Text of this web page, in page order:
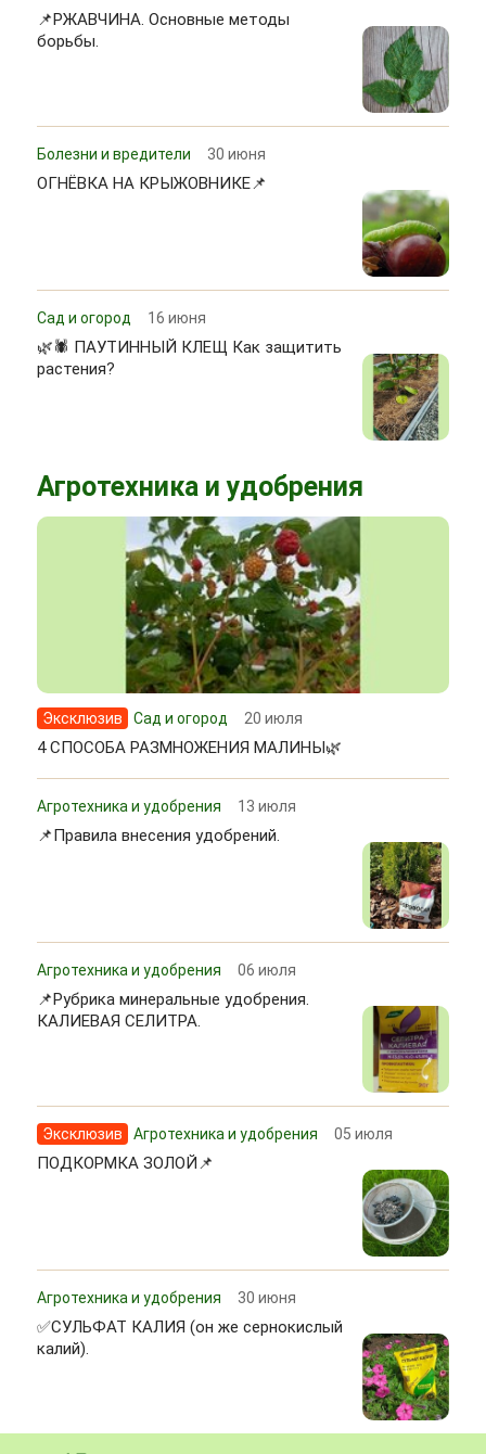
📌РЖАВЧИНА. Основные методы
борьбы.
Болезни и вредители 30 июня
ОГНЁВКА НА КРЫЖОВНИКЕ📌
Сад и огород 16 июня
🌿🕷 ПАУТИННЫЙ КЛЕЩ Как защитить
растения?
Агротехника и удобрения
Эксклюзив Сад и огород 20 июля
4 СПОСОБА РАЗМНОЖЕНИЯ МАЛИНЫ🌿
Агротехника и удобрения 13 июля
📌Правила внесения удобрений.
Агротехника и удобрения 06 июля
📌Рубрика минеральные удобрения.
КАЛИЕВАЯ СЕЛИТРА.
Эксклюзив Агротехника и удобрения 05 июля
ПОДКОРМКА ЗОЛОЙ📌
Агротехника и удобрения 30 июня
✅СУЛЬФАТ КАЛИЯ (он же сернокислый
калий).